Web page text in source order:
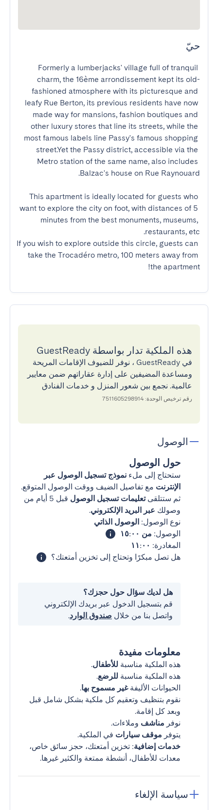
حيّ
Formerly a lumberjacks' village full of tranquil
charm, the 16ème arrondissement kept its old-
fashioned atmosphere with its picturesque and
leafy Rue Berton, its previous residents have now
made way for mansions, fashion boutiques and
other luxury stores that line its streets, while the
most famous labels line Passy's famous shopping
street.Yet the Passy district, accessible via the
Metro station of the same name, also includes
This apartment is ideally located for guests who
want to explore the city on foot, with distances of 5
minutes from the best monuments, museums,
If you wish to explore outside this circle, guests can
take the Trocadéro metro, 100 meters away from
the apartment!
هذه الملكية تدار بواسطة GuestReady
في GuestReady ، نوفر للضيوف الإقامات المريحة
ومساعدة المضيفين على إدارة عقاراتهم ضمن معايير
عالمية. نجمع بين شعور المنزل و خدمات الفنادق
رقم ترخيص الوحدة: 7511605298914
الوصول
حول الوصول
ستحتاج إلى ملء نموذج تسجيل الوصول عبر
الإنترنت مع تفاصيل الضيف ووقت الوصول المتوقع.
ثم ستتلقىتعليمات تسجيل الوصول
قبل 5 أيام من
وصولك عبر البريد الإلكتروني.
نوع الوصول: الوصول الذاتي
الوصول: من ١٥:٠٠
المغادرة: ١١:٠٠
هل تصل مبكرًا وتحتاج إلى تخزين أمتعتك؟
هل لديك سؤال حول حجزك؟
قم بتسجيل الدخول عبر بريدك الإلكتروني
واتصل بنا من خلال صندوق الوارد.
معلومات مفيدة
هذه الملكية مناسبة للأطفال.
هذه الملكية مناسبة للرضع.
الحيوانات الأليفةغير مسموح بها.
نقوم بتنظيف وتعقيم كل ملكية بشكل شامل قبل
وبعد كل إقامة.
نوفر مناشف وملاءات.
يتوفر موقف سيارات في الملكية.
خدمات إضافية: تخزين أمتعتك، حجز سائق خاص،
معدات للأطفال، أنشطة ممتعة والكثير غيرها.
سياسة الإلغاء